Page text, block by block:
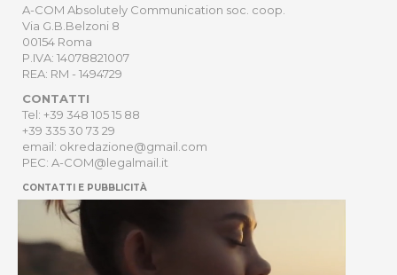
A-COM Absolutely Communication soc. coop.
Via G.B.Belzoni 8
00154 Roma
P.IVA: 14078821007
REA: RM - 1494729
CONTATTI
Tel: +39 348 105 15 88
+39 335 30 73 29
email: okredazione@gmail.com
PEC: A-COM@legalmail.it
CONTATTI E PUBBLICITÀ
HOME
NEWSLETTER
ORDER
PRIVACY POLICY